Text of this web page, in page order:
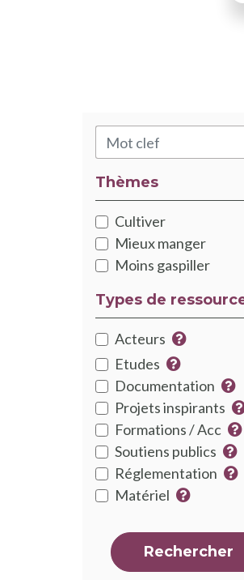
Rechercher
Thèmes
Thématiques
Cultiver
Mieux manger
Moins gaspiller
Types de
typeActeurs
Plus
Catégorie
de
ressource
Etudes
Plus d'infos
Documentation
Projets inspirants
Formations / Acc
Soutiens publics
Réglementation
Matériel
Plus
Rechercher